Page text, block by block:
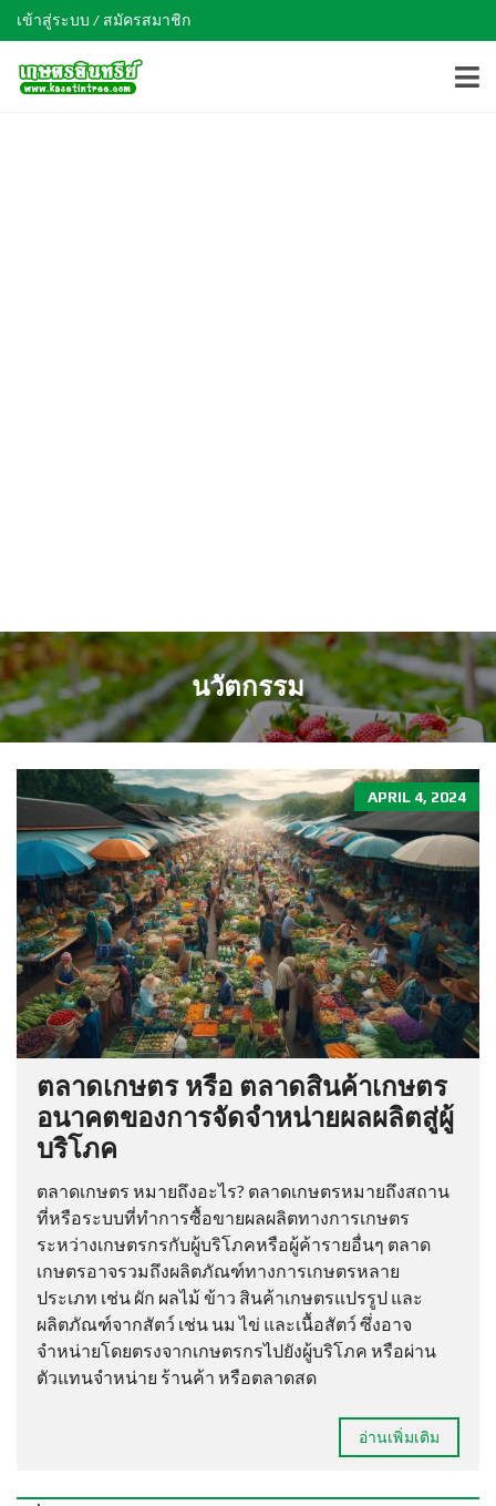
เข้าสู่ระบบ / สมัครสมาชิก
นวัตกรรม
APRIL 4, 2024
ตลาดเกษตร หรือ ตลาดสินค้าเกษตร
อนาคตของการจัดจำหน่ายผลผลิตสู่ผู้
บริโภค
ตลาดเกษตร หมายถึงอะไร? ตลาดเกษตรหมายถึงสถาน
ที่หรือระบบที่ทำการซื้อขายผลผลิตทางการเกษตร
ระหว่างเกษตรกรกับผู้บริโภคหรือผู้ค้ารายอื่นๆ ตลาด
เกษตรอาจรวมถึงผลิตภัณฑ์ทางการเกษตรหลาย
ประเภท เช่น ผัก ผลไม้ ข้าว สินค้าเกษตรแปรรูป และ
ผลิตภัณฑ์จากสัตว์ เช่น นม ไข่ และเนื้อสัตว์ ซึ่งอาจ
จำหน่ายโดยตรงจากเกษตรกรไปยังผู้บริโภค หรือผ่าน
ตัวแทนจำหน่าย ร้านค้า หรือตลาดสด
อ่านเพิ่มเติม